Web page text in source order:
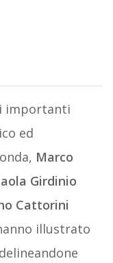
importanti
ed
Marco
Girdinio
Cattorini
illustrato
delineandone